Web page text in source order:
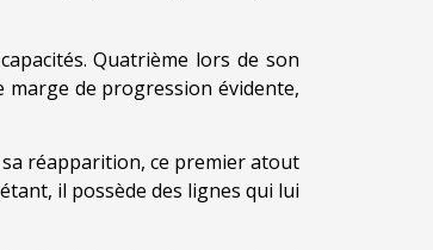
Quatrième lors de son
marge de progression évidente,
sa réapparition, ce premier atout
il possède des lignes qui lui